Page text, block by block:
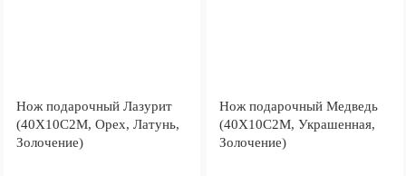
Нож подарочный Лазурит
(40Х10С2М, Орех, Латунь,
Золочение)
Нож подарочный Медведь
(40Х10С2М, Украшенная,
Золочение)